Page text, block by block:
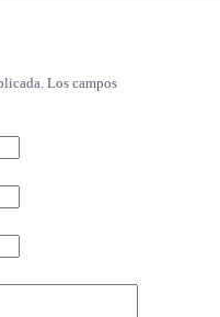
Los campos